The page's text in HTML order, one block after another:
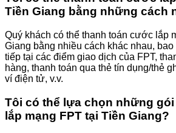
Tiền Giang bằng những cách
Quý khách có thể thanh toán cước lắp
Giang bằng nhiều cách khác nhau,
tiếp tại các điểm giao dịch của FPT,
hàng, thanh toán qua thẻ tín dụng/thẻ
ví điện tử, v.v.
Tôi có thể lựa chọn những
lắp mạng FPT tại Tiền Giang?